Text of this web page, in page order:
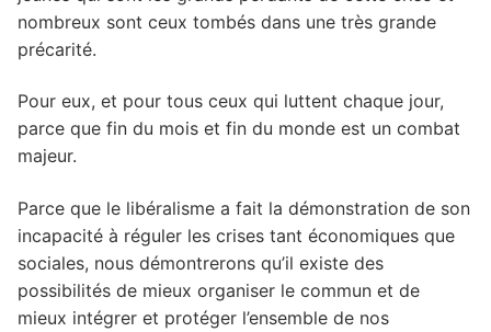
nombreux sont ceux tombés dans une très grande
précarité.
Pour eux, et pour tous ceux qui luttent chaque jour,
parce que fin du mois et fin du monde est un combat
majeur.
Parce que le libéralisme a fait la démonstration de son
incapacité à réguler les crises tant économiques que
sociales, nous démontrerons qu’il existe des
possibilités de mieux organiser le commun et de
mieux intégrer et protéger l’ensemble de nos